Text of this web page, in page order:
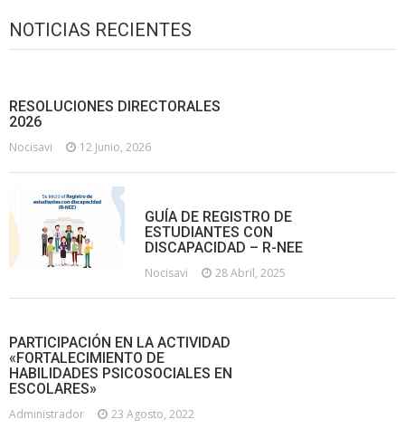
NOTICIAS RECIENTES
RESOLUCIONES DIRECTORALES
2026
Nocisavi 12 Junio, 2026
GUÍA DE REGISTRO DE
ESTUDIANTES CON
DISCAPACIDAD – R-NEE
Nocisavi 28 Abril, 2025
PARTICIPACIÓN EN LA ACTIVIDAD
«FORTALECIMIENTO DE
HABILIDADES PSICOSOCIALES EN
ESCOLARES»
Administrador 23 Agosto, 2022